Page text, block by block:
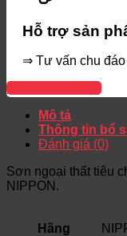
Hỗ trợ sản
⇒ Tư vấn chu đáo
Liên hệ đặt hàng
Mô tả
Thông tin bổ
Đánh giá (0)
Sơn ngoại thất tiêu
NIPPON.
Hãng